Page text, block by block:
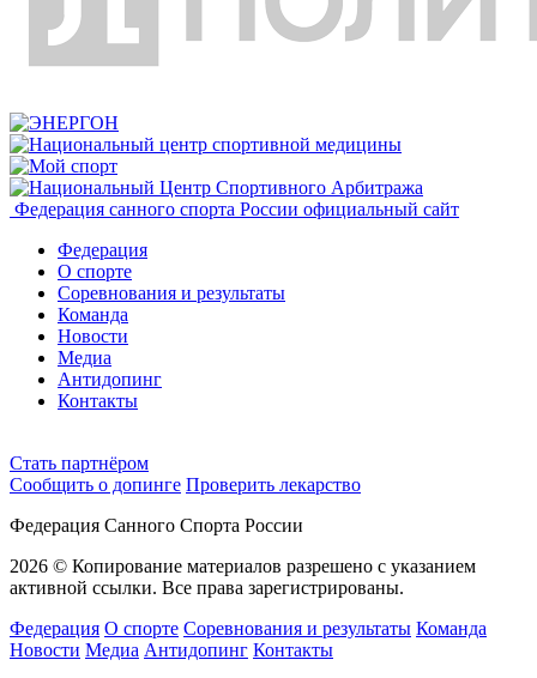
Федерация санного спорта России официальный сайт
Федерация
О спорте
Соревнования и результаты
Команда
Новости
Медиа
Антидопинг
Контакты
Cтать партнёром
Сообщить о допинге Проверить лекарство
Федерация Санного Спорта России
2026 © Копирование материалов разрешено с указанием
активной ссылки. Все права зарегистрированы.
Федерация О спорте Соревнования и результаты Команда
Новости Медиа Антидопинг Контакты